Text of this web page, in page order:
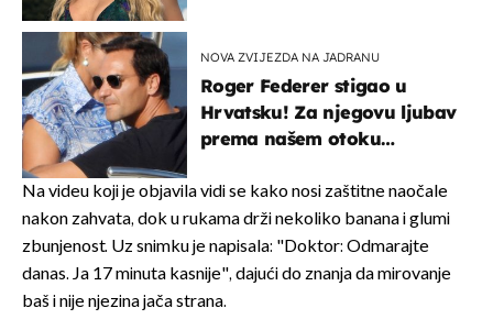
NOVA ZVIJEZDA NA JADRANU
Roger Federer stigao u
Hrvatsku! Za njegovu ljubav
prema našem otoku
Hrvat
Na videu koji je objavila vidi se kako nosi zaštitne naočale
nakon zahvata, dok u rukama drži nekoliko banana i glumi
zbunjenost. Uz snimku je napisala: "Doktor: Odmarajte
danas. Ja 17 minuta kasnije", dajući do znanja da mirovanje
baš i nije njezina jača strana.